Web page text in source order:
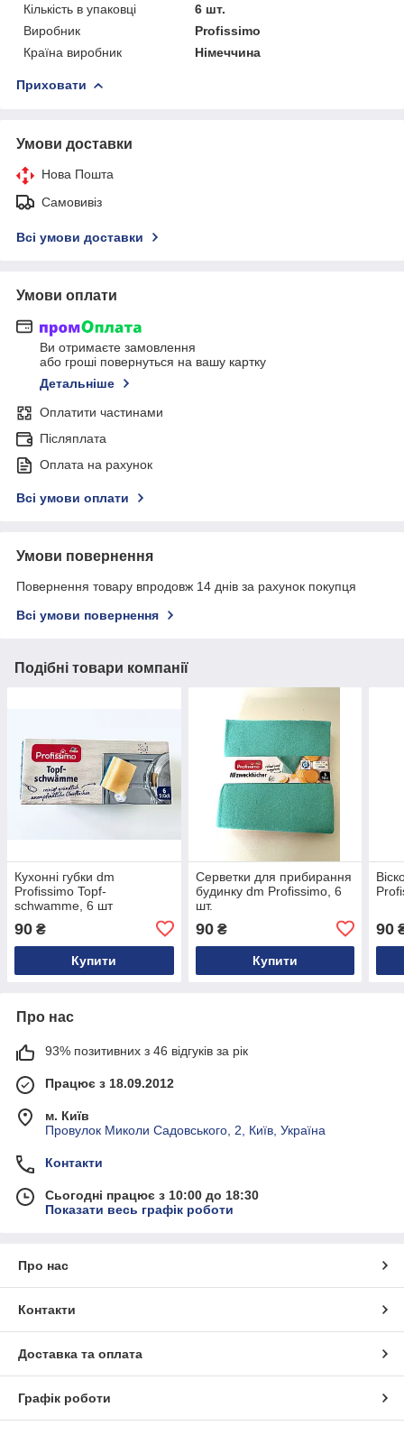
Кількість в упаковці
6 шт.
Виробник
Profissimo
Країна виробник
Німеччина
Приховати
Умови доставки
Нова Пошта
Самовивіз
Всі умови доставки
Умови оплати
Ви отримаєте замовлення
або гроші повернуться на вашу картку
Детальніше
Оплатити частинами
Післяплата
Оплата на рахунок
Всі умови оплати
Умови повернення
Повернення товару впродовж 14 днів за рахунок покупця
Всі умови повернення
Подібні товари компанії
Кухонні губки dm
Profissimo Topf-
schwamme, 6 шт
90 ₴
Купити
Серветки для прибирання
будинку dm Profissimo, 6
шт.
90₴
Купити
90
Про нас
93% позитивних з 46 відгуків за рік
Працює з 18.09.2012
м. Київ
Провулок Миколи Садовського, 2, Київ, Україна
Контакти
Сьогодні працює з 10:00 до 18:30
Показати весь графік роботи
Про нас
Контакти
Доставка та оплата
Графік роботи